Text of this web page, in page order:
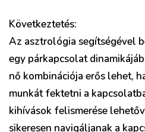
Következtetés:
Az asztrológia segítségével
egy párkapcsolat
nő kombinációja erős lehet,
munkát fektetni a
kihívások felismerése
sikeresen navigáljanak a